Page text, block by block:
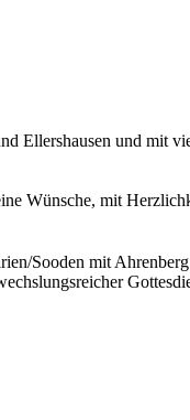
Ellershausen und mit
Wünsche, mit
Sooden mit